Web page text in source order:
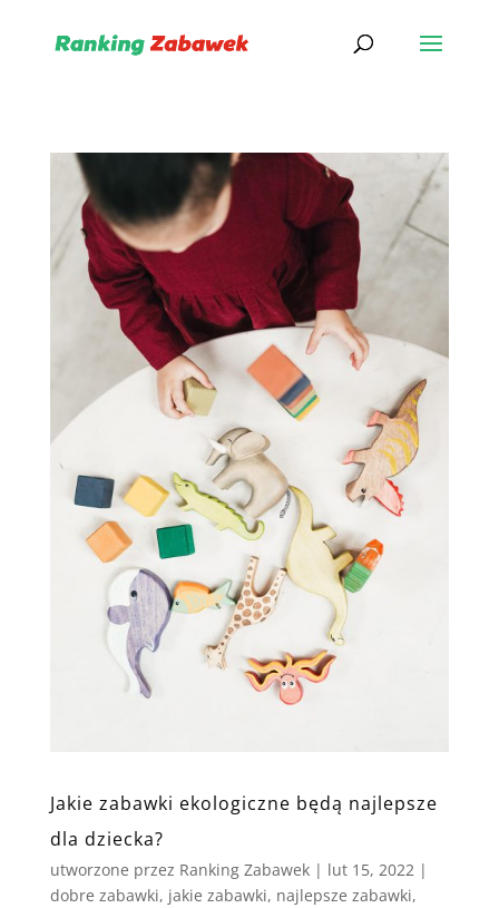
Jakie zabawki ekologiczne będą najlepsze
dla dziecka?
utworzone przez Ranking Zabawek| lut 15, 2022 |
dobre zabawki, jakie zabawki, najlepsze zabawki,